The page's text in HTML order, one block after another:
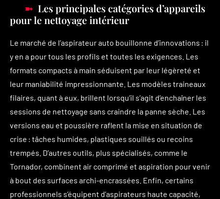
Les principales catégories d’appareils
pour le nettoyage intérieur
Le marché de l’aspirateur auto bouillonne d’innovations : il
y en a pour tous les profils et toutes les exigences. Les
formats compacts à main séduisent par leur légèreté et
leur maniabilité impressionnante. Les modèles traineaux
filaires, quant à eux, brillent lorsqu’il s’agit d’enchaîner les
sessions de nettoyage sans craindre la panne sèche. Les
versions eau et poussière raflent la mise en situation de
crise : tâches humides, plastiques souillés ou recoins
trempés. D’autres outils, plus spécialisés, comme le
Tornador, combinent air comprimé et aspiration pour venir
à bout des surfaces archi-encrassées. Enfin, certains
professionnels s’équipent d’aspirateurs haute capacité,